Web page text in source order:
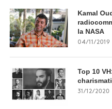
Kamal
la NASA
04/11/2019
Top 10
31/12/2020